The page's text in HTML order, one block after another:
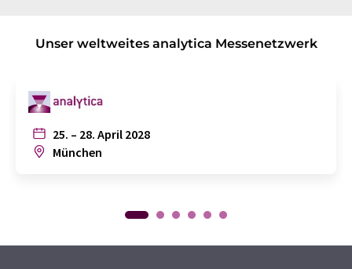
Unser weltweites analytica Messenetzwerk
25. – 28. April 2028
München